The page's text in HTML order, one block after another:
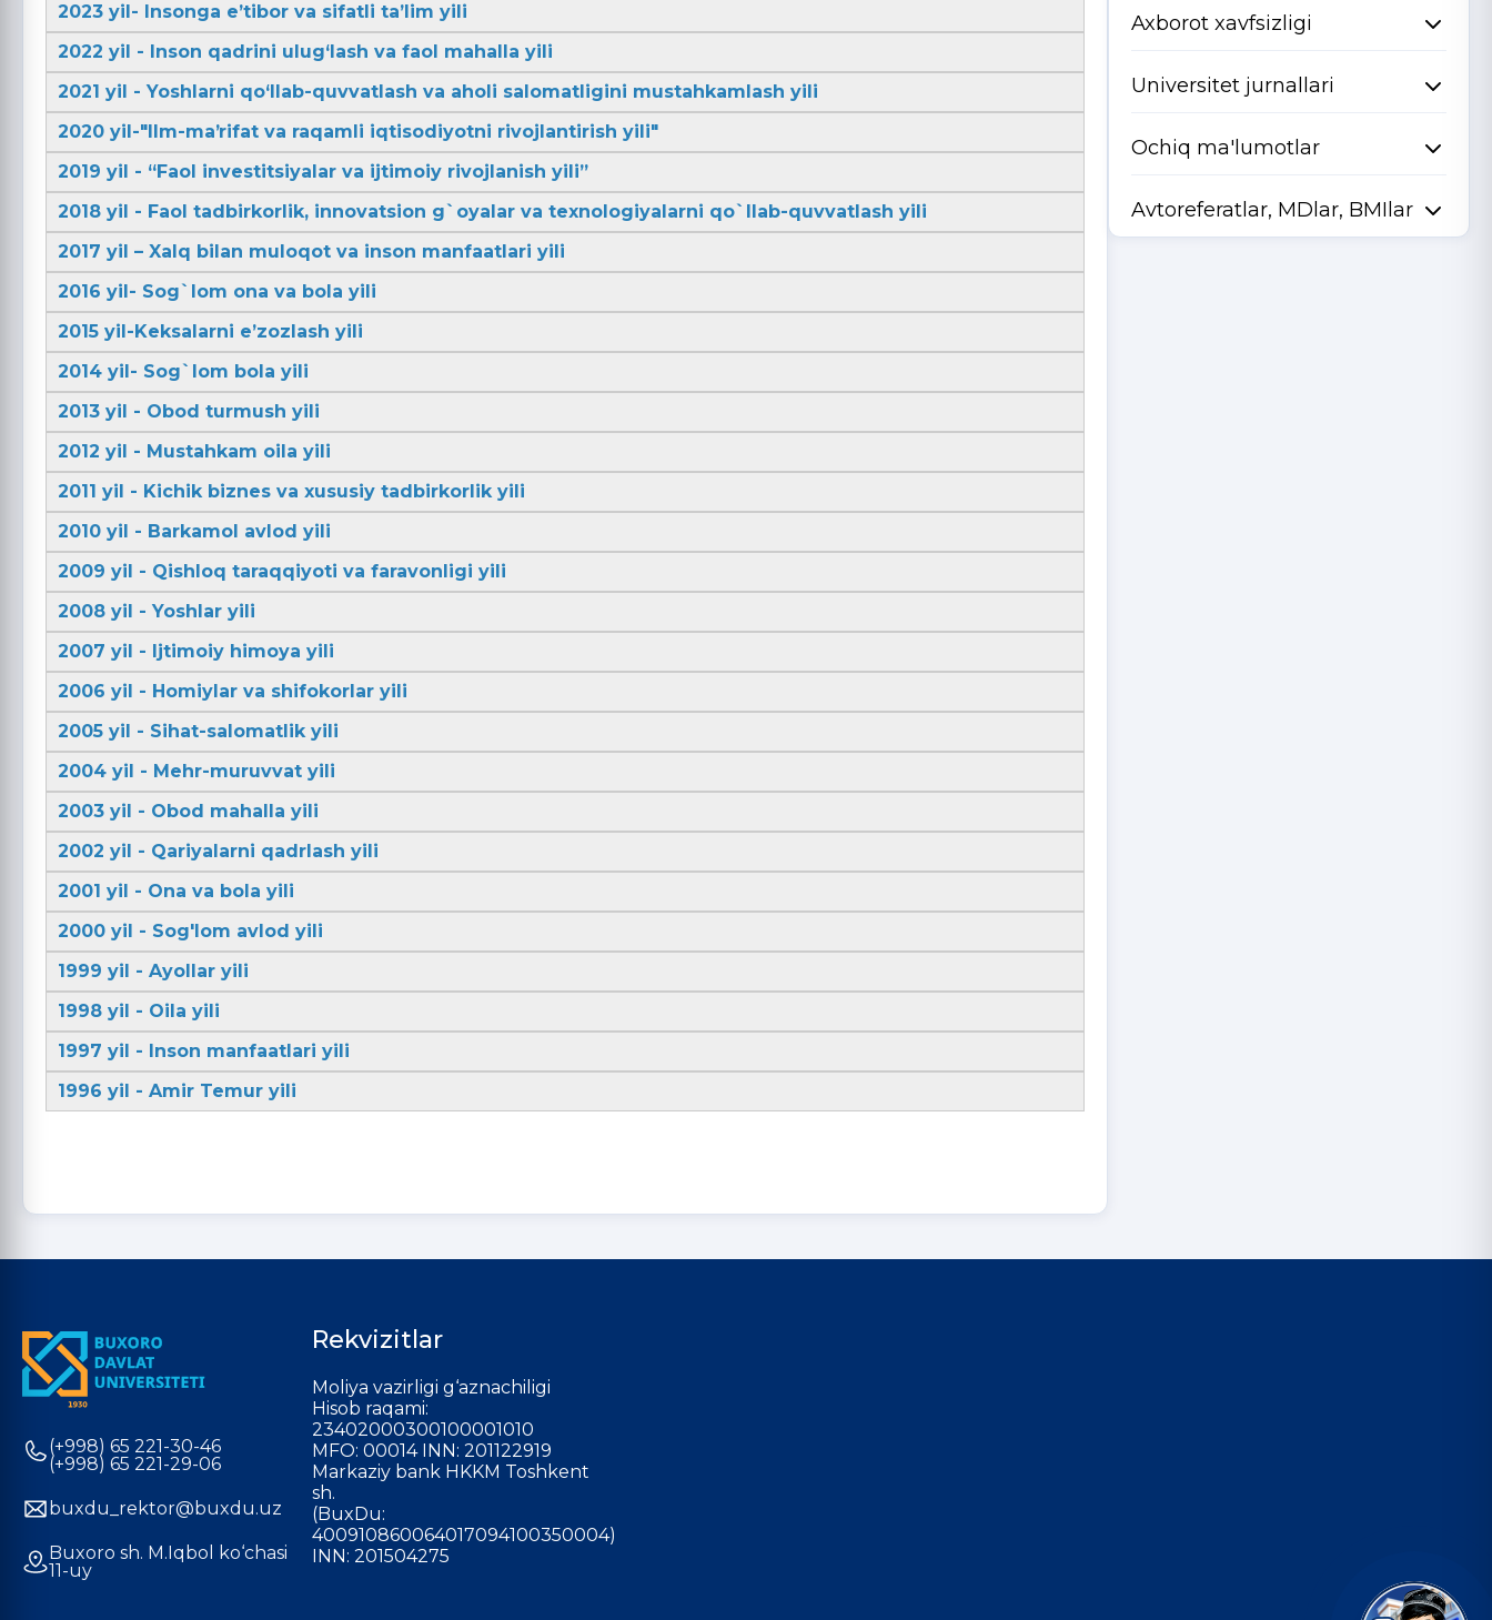
2023 yil- Insonga e’tibor va sifatli ta’lim yili
2022 yil - Inson qadrini ulug‘lash va faol mahalla yili
2021 yil - Yoshlarni qo‘llab-quvvatlash va aholi salomatligini mustahkamlash yili
2020 yil-"Ilm-maʼrifat va raqamli iqtisodiyotni rivojlantirish yili"
2019 yil - “Faol investitsiyalar va ijtimoiy rivojlanish yili”
2018 yil - Faol tadbirkorlik, innovatsion g`oyalar va texnologiyalarni qo`llab-quvvatlash yili
2017 yil – Xalq bilan muloqot va inson manfaatlari yili
2016 yil- Sog`lom ona va bola yili
2015 yil-Keksalarni e’zozlash yili
2014 yil- Sog`lom bola yili
2013 yil - Obod turmush yili
2012 yil - Mustahkam oila yili
2011 yil - Kichik biznes va xususiy tadbirkorlik yili
2010 yil - Barkamol avlod yili
2009 yil - Qishloq taraqqiyoti va faravonligi yili
2008 yil - Yoshlar yili
2007 yil - Ijtimoiy himoya yili
2006 yil - Homiylar va shifokorlar yili
2005 yil - Sihat-salomatlik yili
2004 yil - Mehr-muruvvat yili
2003 yil - Obod mahalla yili
2002 yil - Qariyalarni qadrlash yili
2001 yil - Ona va bola yili
2000 yil - Sog'lom avlod yili
1999 yil - Ayollar yili
1998 yil - Oila yili
1997 yil - Inson manfaatlari yili
1996 yil - Amir Temur yili
Axborot xavfsizligi
Universitet jurnallari
Ochiq ma'lumotlar
Avtoreferatlar, MDlar, BMIlar
(+998) 65 221-30-46
(+998) 65 221-29-06
buxdu_rektor@buxdu.uz
Buxoro sh. M.Iqbol ko‘chasi
11-uy
Rekvizitlar
Moliya vazirligi g‘aznachiligi
Hisob raqami:
23402000300100001010
MFO: 00014 INN: 201122919
Markaziy bank HKKM Toshkent
sh.
(BuxDu:
400910860064017094100350004)
INN: 201504275